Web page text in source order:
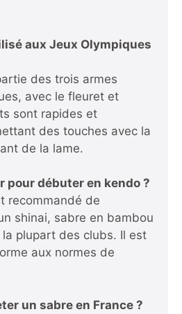
aux Jeux Olympiques
des trois armes
avec le fleuret et
sont rapides et
des touches avec la
de la lame.
pour débuter en kendo ?
recommandé de
shinai, sabre en bambou
plupart des clubs. Il est
aux normes de
un sabre en France ?